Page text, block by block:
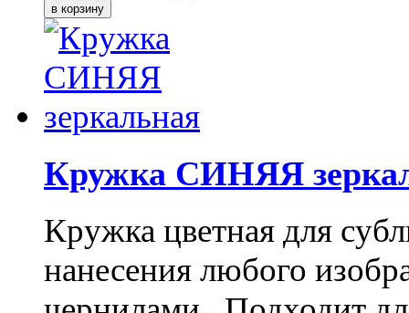
Кружка СИНЯЯ
Кружка цветная для
нанесения любого